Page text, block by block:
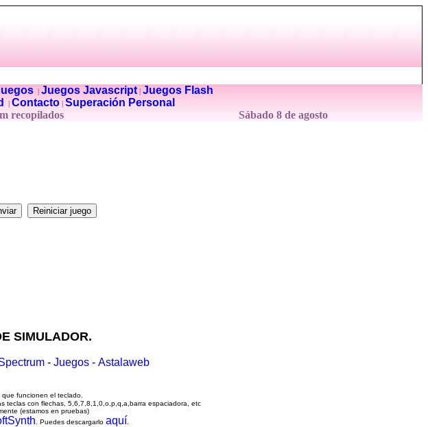
| Juegos Javascript| Juegos Flash
Contacto Superación Personal
recopilados Sábado 8 de agosto
SIMULADOR.
- Juegos - Astalaweb
funcionen el teclado.
teclas con flechas, 5,6,7,8,1,0,o,p,q,a,barra espaciadora, etc
(estamos en pruebas)
. Puedes descargarlo aquí